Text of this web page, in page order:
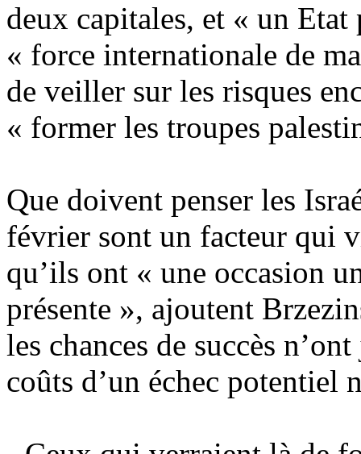
deux capitales, et « un
« force internationale de
de veiller sur les risques
« former les troupes
Que doivent penser les
février sont un facteur qui
qu’ils ont « une occasion
présente », ajoutent
les chances de succès
coûts d’un échec potentiel